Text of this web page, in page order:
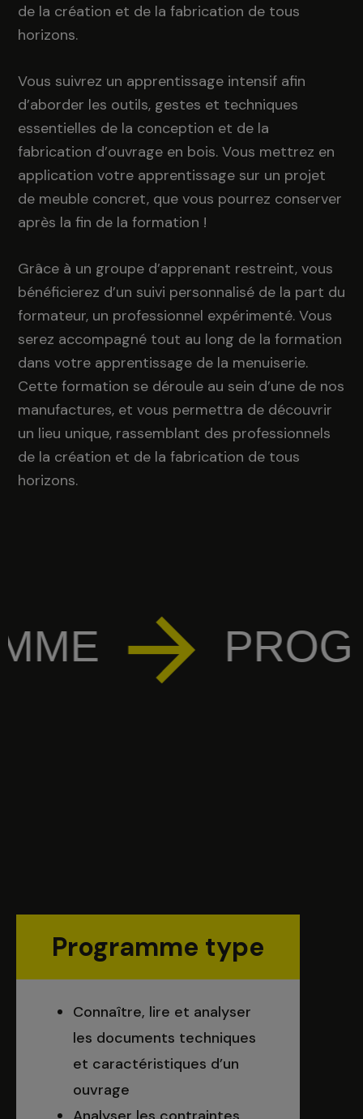
de la création et de la fabrication de tous
horizons.
Vous suivrez un apprentissage intensif afin
d’aborder les outils, gestes et techniques
essentielles de la conception et de la
fabrication d’ouvrage en bois. Vous mettrez en
application votre apprentissage sur un projet
de meuble concret, que vous pourrez conserver
après la fin de la formation !
Grâce à un groupe d’apprenant restreint, vous
bénéficierez d’un suivi personnalisé de la part du
formateur, un professionnel expérimenté. Vous
serez accompagné tout au long de la formation
dans votre apprentissage de la menuiserie.
Cette formation se déroule au sein d’une de nos
manufactures, et vous permettra de découvrir
un lieu unique, rassemblant des professionnels
de la création et de la fabrication de tous
horizons.
Programme type
Connaître, lire et analyser
les documents techniques
et caractéristiques d’un
ouvrage